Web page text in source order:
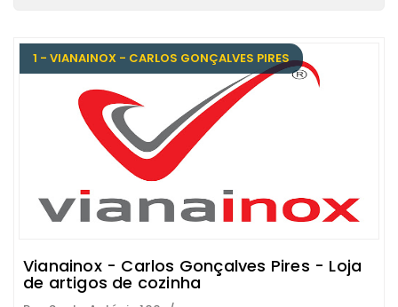
1 - VIANAINOX - CARLOS GONÇALVES PIRES
Vianainox - Carlos Gonçalves Pires - Loja
de artigos de cozinha